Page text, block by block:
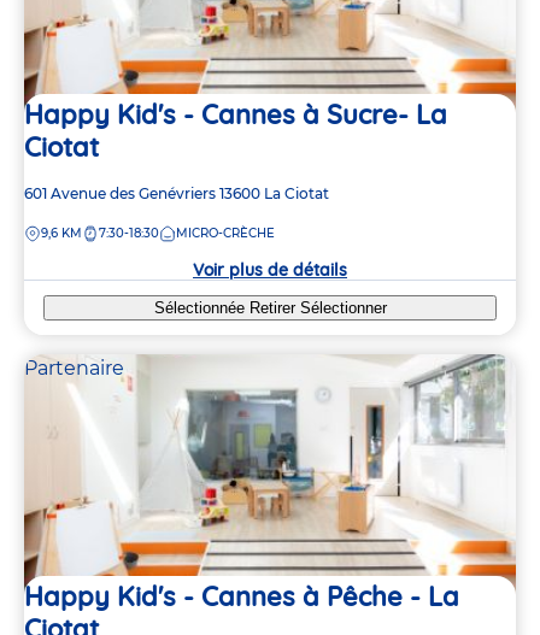
Happy Kid's - Cannes à Sucre- La
Ciotat
Adresse
la
601 Avenue des Genévriers 13600 La Ciotat
DISTANCE
9,6 KM 7:30-18:30 MICRO-CRÈCHE
Voir plus de détails
Sélectionnée Retirer Sélectionner
Partenaire
Happy Kid's - Cannes à Pêche - La
4
4